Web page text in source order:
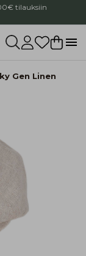
tilauksiin
Gen Linen